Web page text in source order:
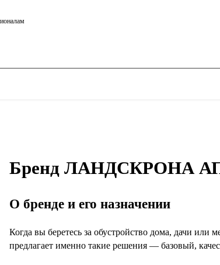
Бренд ЛАНДСКРОНА АП:
О бренде и его назначении
Когда вы беретесь за обустройство дома, дачи
предлагает именно такие решения — базовый,